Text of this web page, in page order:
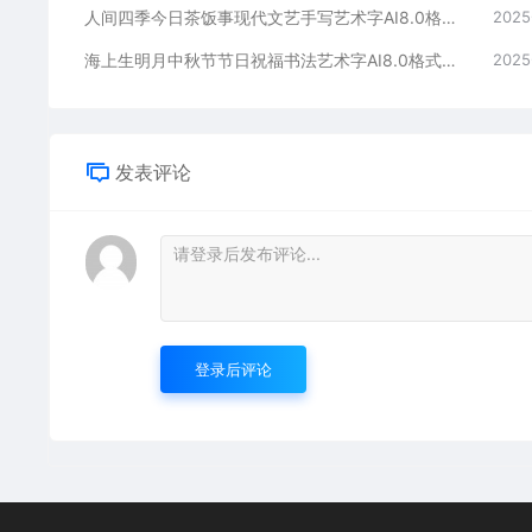
人间四季今日茶饭事现代文艺手写艺术字AI8.0格式激光打标文件通用矢量图
海上生明月中秋节节日祝福书法艺术字AI8.0格式激光打标文件通用矢量图
发表评论
登录后评论